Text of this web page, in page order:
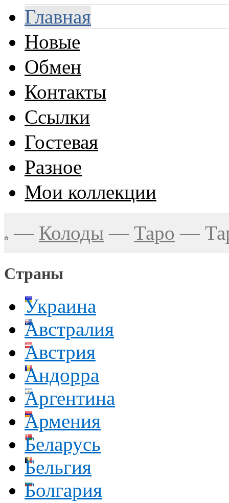
Главная
Новые
Обмен
Контакты
Ссылки
Гостевая
Разное
Мои коллекции
— Колоды — Таро —
Страны
Украина
Австралия
Австрия
Андорра
Аргентина
Армения
Беларусь
Бельгия
Болгария